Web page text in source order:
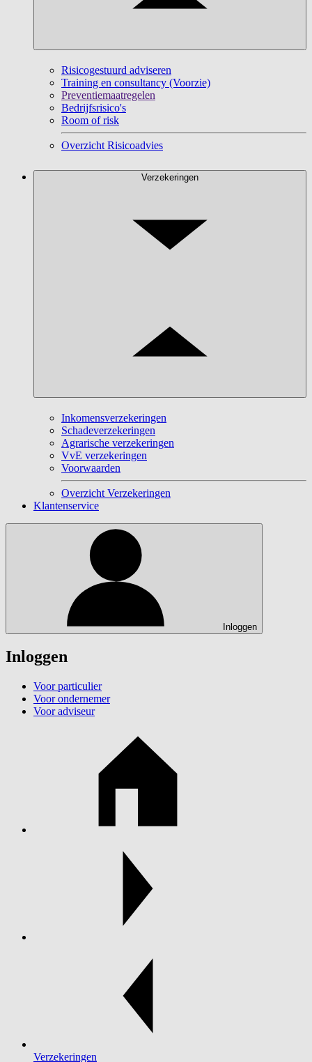
Risicogestuurd adviseren
Training en consultancy (Voorzie)
Preventiemaatregelen
Bedrijfsrisico's
Room of risk
Overzicht Risicoadvies
Verzekeringen
Inkomensverzekeringen
Schadeverzekeringen
Agrarische verzekeringen
VvE verzekeringen
Voorwaarden
Overzicht Verzekeringen
Klantenservice
Inloggen
Inloggen
Voor particulier
Voor ondernemer
Voor adviseur
Verzekeringen